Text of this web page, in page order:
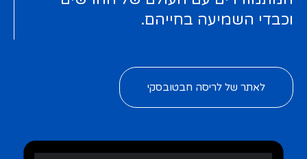
וכבדי השמיעה בחייהם.
לאתר של לריסה חבטובסקי